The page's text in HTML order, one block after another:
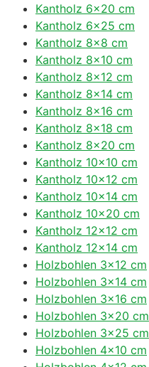
Kantholz 6×20 cm
Kantholz 6×25 cm
Kantholz 8×8 cm
Kantholz 8×10 cm
Kantholz 8×12 cm
Kantholz 8×14 cm
Kantholz 8×16 cm
Kantholz 8×18 cm
Kantholz 8×20 cm
Kantholz 10×10 cm
Kantholz 10×12 cm
Kantholz 10×14 cm
Kantholz 10×20 cm
Kantholz 12×12 cm
Kantholz 12×14 cm
Holzbohlen 3×12 cm
Holzbohlen 3×14 cm
Holzbohlen 3×16 cm
Holzbohlen 3×20 cm
Holzbohlen 3×25 cm
Holzbohlen 4×10 cm